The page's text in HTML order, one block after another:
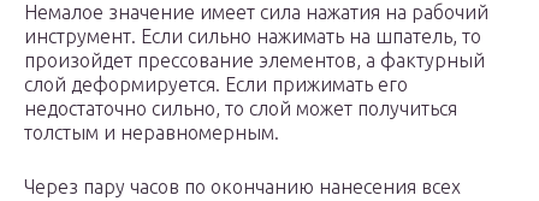
Немалое значение имеет сила нажатия на рабочий
инструмент. Если сильно нажимать на шпатель, то
произойдет прессование элементов, а фактурный
слой деформируется. Если прижимать его
недостаточно сильно, то слой может получиться
толстым и неравномерным.
Через пару часов по окончанию нанесения всех